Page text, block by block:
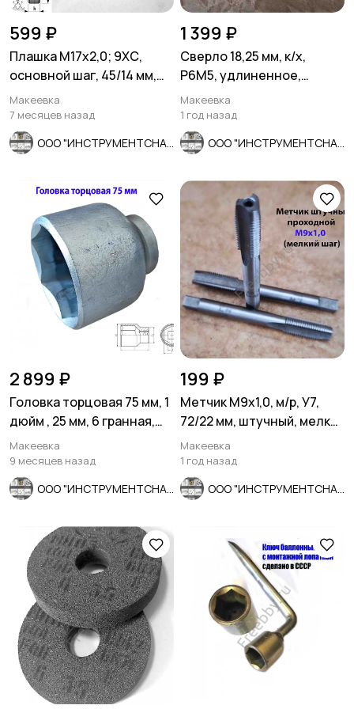
599 ₽
Плашка М17х2,0; 9ХС,
основной шаг, 45/14 мм,
ГОСТ 7740-71.
Макеевка
7 месяцев назад
1 399 ₽
Сверло 18,25 мм, к/х,
Р6М5, удлиненное,
310/210 мм, КМ2, СССР.
Макеевка
1 год назад
2 899 ₽
Головка торцовая 75 мм, 1
дюйм , 25 мм, 6 гранная,
Ц15хр, СССР.
Макеевка
9 месяцев назад
199 ₽
Метчик М9х1,0, м/р, У7,
72/22 мм, штучный, мелкий
шаг.
Макеевка
1 год назад